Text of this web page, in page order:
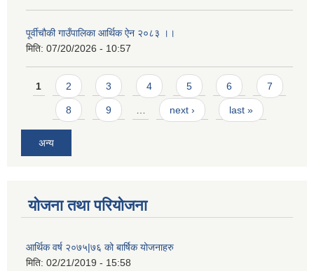
पूर्वीचौकी गाउँपालिका आर्थिक ऐन २०८३ ।।
मिति: 07/20/2026 - 10:57
Pages
1 2 3 4 5 6 7
8 9 … next › last »
अन्य
योजना तथा परियोजना
आर्थिक वर्ष २०७५|७६ को बार्षिक योजनाहरु
मिति: 02/21/2019 - 15:58